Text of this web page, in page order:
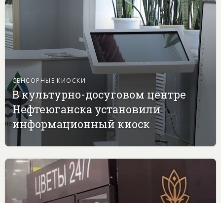
СЕНСОРНЫЕ КИОСКИ
В культурно-досуговом центре
Нефтеюганска установили
информационный киоск